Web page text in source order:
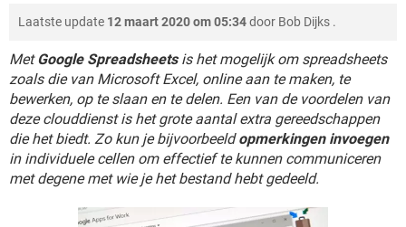
GRATIS SNAPCHAT
TIKTOK
GRATIS SNAPCHAT
TIKTOK
VIDEOBELLEN GAMES
INSTAGRAM WINDOWS 10
NETFLIX CORONAVIRUS
GRATIS SNAPCHAT
TIKTOK
VIDEOBELLEN GAMES
INSTAGRAM WINDOWS 10
NETFLIX CORONAVIRUS
GRATIS SNAPCHAT
Laatste update 12 maart 2020 om 05:34door Bob Dijks .
MetGoogle Spreadsheetsis het mogelijk om spreadsheets
zoals die van Microsoft Excel, online aan te maken, te
bewerken, op te slaan en te delen. Een van de voordelen van
deze clouddienst is het grote aantal extra gereedschappen
die het biedt. Zo kun je bijvoorbeeldopmerkingen invoegen
in individuele cellen om effectief te kunnen communiceren
met degene met wie je het bestand hebt gedeeld.